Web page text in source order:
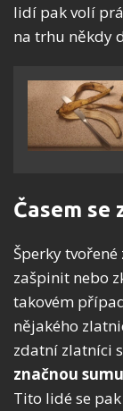
lidí pak volí
na trhu někdy
Časem se
Šperky
zašpinit nebo
takovém
nějakého
zdatní zlatníci
značnou sumu
Tito lidé se